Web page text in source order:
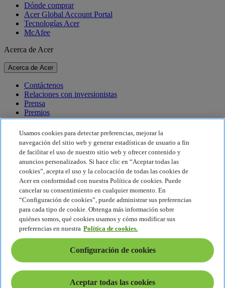
Dónde comprar
Acer Global Account Portal
Tecnologías Acer
McAfee
Acerca de Acer
Acerca de Acer
Contáctenos
Relaciones con inversionistas
Prensa
Premios
Eventos
Sostenibilidad
Sostenibilidad
Responsabilidad social corporativa
Huella de carbono del producto
Proyecto Humanity
Earthion
Política de privacidad
Política de cookies
Aviso legal
Información legal adicional
Política de accesibilidad
Configuración de cookies
América Latina - Español
Usamos cookies para detectar preferencias, mejorar la
navegación del sitio web y generar estadísticas de usuario a fin
de facilitar el uso de nuestro sitio web y ofrecer contenido y
anuncios personalizados. Si hace clic en “Aceptar todas las
cookies”, acepta el uso y la colocación de todas las cookies de
Acer en conformidad con nuestra Política de cookies. Puede
cancelar su consentimiento en cualquier momento. En
“Configuración de cookies”, puede administrar sus preferencias
para cada tipo de cookie. Obtenga más información sobre
quiénes somos, qué cookies usamos y cómo modificar sus
preferencias en nuestra Política de cookies.
Configuración de cookies
Aceptar todas las cookies